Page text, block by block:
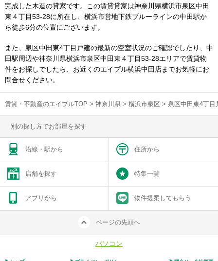
完成した木造の貸家です。この賃貸貸家は神奈川県横浜市泉区中田
東４丁目53-28に所在し、横浜市営地下鉄ブルーラインの中田駅か
ら徒歩6分の位置にございます。
また、泉区中田東4丁目戸建の最新の空室状況のご確認でしたり、中
田駅周辺や神奈川県横浜市泉区中田東４丁目53-28エリアで賃貸物
件をお探しでしたら、お近くのエイブル横浜中田店までお気軽にお
問合せください。
賃貸・不動産のエイブルTOP > 神奈川県 > 横浜市泉区 > 泉区中田東4丁
別の探し方でお部屋を探す
沿線・駅から 住所から
店舗を探す 特集一覧
アプリから 物件提案してもらう
ページの先頭へ
パソコン